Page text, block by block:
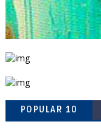
POPULAR 10